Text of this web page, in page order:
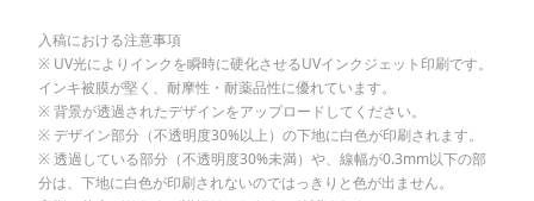
入稿における注意事項
UV光によりインクを瞬時に硬化させるUVインクジェット印刷です。
インキ被膜が堅く、耐摩性・耐薬品性に優れています。
背景が透過されたデザインをアップロードしてください。
デザイン部分（不透明度30%以上）の下地に白色が印刷されます。
透過している部分（不透明度30%未満）や、線幅が0.3mm以下の部
分は、下地に白色が印刷されないのではっきりと色が出ません。